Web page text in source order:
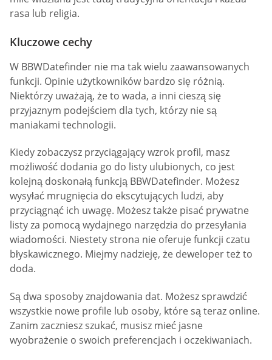
rasa lub religia.
Kluczowe cechy
W BBWDatefinder nie ma tak wielu zaawansowanych
funkcji. Opinie użytkowników bardzo się różnią.
Niektórzy uważają, że to wada, a inni cieszą się
przyjaznym podejściem dla tych, którzy nie są
maniakami technologii.
Kiedy zobaczysz przyciągający wzrok profil, masz
możliwość dodania go do listy ulubionych, co jest
kolejną doskonałą funkcją BBWDatefinder. Możesz
wysyłać mrugnięcia do ekscytujących ludzi, aby
przyciągnąć ich uwagę. Możesz także pisać prywatne
listy za pomocą wydajnego narzędzia do przesyłania
wiadomości. Niestety strona nie oferuje funkcji czatu
błyskawicznego. Miejmy nadzieję, że deweloper też to
doda.
Są dwa sposoby znajdowania dat. Możesz sprawdzić
wszystkie nowe profile lub osoby, które są teraz online.
Zanim zaczniesz szukać, musisz mieć jasne
wyobrażenie o swoich preferencjach i oczekiwaniach.